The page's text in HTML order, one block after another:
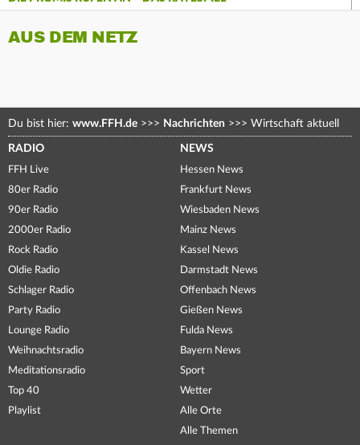
AUS DEM NETZ
Du bist hier: www.FFH.de >>> Nachrichten >>> Wirtschaft aktuell
RADIO
FFH Live
80er Radio
90er Radio
2000er Radio
Rock Radio
Oldie Radio
Schlager Radio
Party Radio
Lounge Radio
Weihnachtsradio
Meditationsradio
Top 40
Playlist
NEWS
Hessen News
Frankfurt News
Wiesbaden News
Mainz News
Kassel News
Darmstadt News
Offenbach News
Gießen News
Fulda News
Bayern News
Sport
Wetter
Alle Orte
Alle Themen